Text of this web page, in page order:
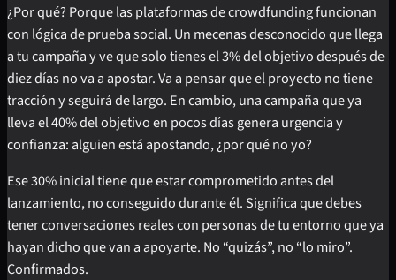
¿Por qué? Porque las plataformas de crowdfunding funcionan
con lógica de prueba social. Un mecenas desconocido que llega
a tu campaña y ve que solo tienes el 3% del objetivo después de
diez días no va a apostar. Va a pensar que el proyecto no tiene
tracción y seguirá de largo. En cambio, una campaña que ya
lleva el 40% del objetivo en pocos días genera urgencia y
confianza: alguien está apostando, ¿por qué no yo?
Ese 30% inicial tiene que estar comprometido antes del
lanzamiento, no conseguido durante él. Significa que debes
tener conversaciones reales con personas de tu entorno que ya
hayan dicho que van a apoyarte. No “quizás”, no “lo miro”.
Confirmados.